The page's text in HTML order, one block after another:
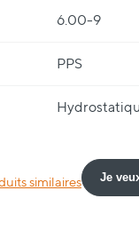
6.00-9
PPS
similaires Je